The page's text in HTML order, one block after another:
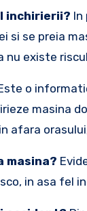
inchirierii? In
si se preia
existe
o
masina
afara
masina?
in asa fel